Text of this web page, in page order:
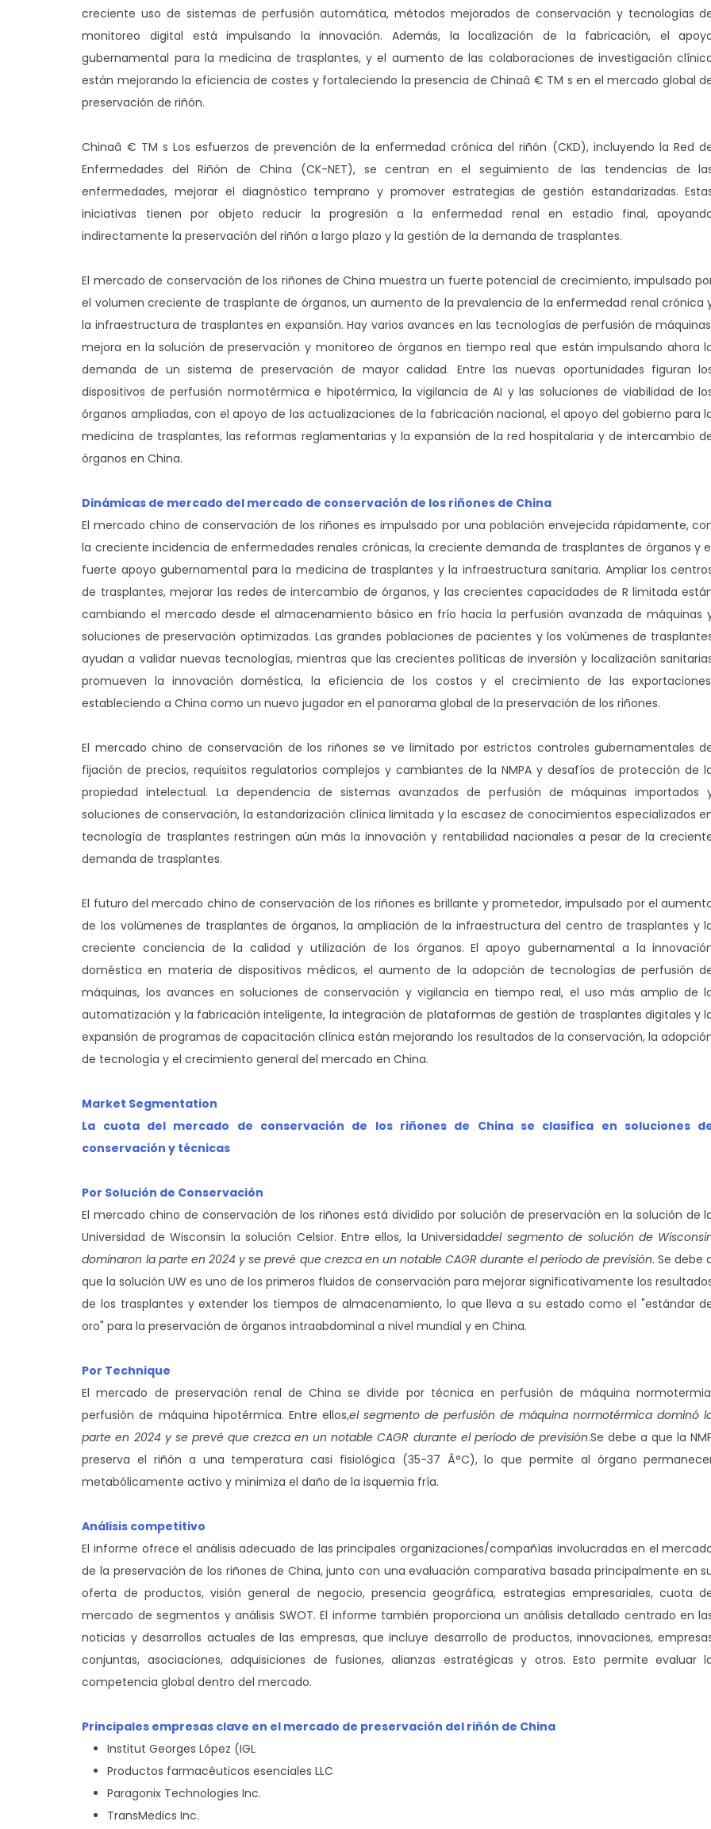
creciente uso de sistemas de perfusión automática, métodos mejorados de conservación y tecnologías
monitoreo digital está impulsando la innovación. Además, la localización de la fabricación, el
gubernamental para la medicina de trasplantes, y el aumento de las colaboraciones de investigación
están mejorando la eficiencia de costes y fortaleciendo la presencia de Chinaâ € TM s en el mercado global
preservación de riñón.
Chinaâ € TM s Los esfuerzos de prevención de la enfermedad crónica del riñón (CKD), incluyendo la Red
Enfermedades del Riñón de China (CK-NET), se centran en el seguimiento de las tendencias de
enfermedades, mejorar el diagnóstico temprano y promover estrategias de gestión estandarizadas.
iniciativas tienen por objeto reducir la progresión a la enfermedad renal en estadio final,
indirectamente la preservación del riñón a largo plazo y la gestión de la demanda de trasplantes.
El mercado de conservación de los riñones de China muestra un fuerte potencial de crecimiento, impulsado
el volumen creciente de trasplante de órganos, un aumento de la prevalencia de la enfermedad renal crónica
la infraestructura de trasplantes en expansión. Hay varios avances en las tecnologías de perfusión de
mejora en la solución de preservación y monitoreo de órganos en tiempo real que están impulsando ahora
demanda de un sistema de preservación de mayor calidad. Entre las nuevas oportunidades figuran
dispositivos de perfusión normotérmica e hipotérmica, la vigilancia de AI y las soluciones de viabilidad de
órganos ampliadas, con el apoyo de las actualizaciones de la fabricación nacional, el apoyo del gobierno para
medicina de trasplantes, las reformas reglamentarias y la expansión de la red hospitalaria y de intercambio
órganos en China.
Dinámicas de mercado del mercado de conservación de los riñones de China
El mercado chino de conservación de los riñones es impulsado por una población envejecida rápidamente,
la creciente incidencia de enfermedades renales crónicas, la creciente demanda de trasplantes de órganos y
fuerte apoyo gubernamental para la medicina de trasplantes y la infraestructura sanitaria. Ampliar los
de trasplantes, mejorar las redes de intercambio de órganos, y las crecientes capacidades de R limitada
cambiando el mercado desde el almacenamiento básico en frío hacia la perfusión avanzada de máquinas
soluciones de preservación optimizadas. Las grandes poblaciones de pacientes y los volúmenes de
ayudan a validar nuevas tecnologías, mientras que las crecientes políticas de inversión y localización
promueven la innovación doméstica, la eficiencia de los costos y el crecimiento de las
estableciendo a China como un nuevo jugador en el panorama global de la preservación de los riñones.
El mercado chino de conservación de los riñones se ve limitado por estrictos controles gubernamentales
fijación de precios, requisitos regulatorios complejos y cambiantes de la NMPA y desafíos de protección de
propiedad intelectual. La dependencia de sistemas avanzados de perfusión de máquinas importados
soluciones de conservación, la estandarización clínica limitada y la escasez de conocimientos especializados
tecnología de trasplantes restringen aún más la innovación y rentabilidad nacionales a pesar de la
demanda de trasplantes.
El futuro del mercado chino de conservación de los riñones es brillante y prometedor, impulsado por el
de los volúmenes de trasplantes de órganos, la ampliación de la infraestructura del centro de trasplantes y
creciente conciencia de la calidad y utilización de los órganos. El apoyo gubernamental a la
doméstica en materia de dispositivos médicos, el aumento de la adopción de tecnologías de perfusión
máquinas, los avances en soluciones de conservación y vigilancia en tiempo real, el uso más amplio de
automatización y la fabricación inteligente, la integración de plataformas de gestión de trasplantes digitales y
expansión de programas de capacitación clínica están mejorando los resultados de la conservación, la
de tecnología y el crecimiento general del mercado en China.
Market Segmentation
La cuota del mercado de conservación de los riñones de China se clasifica en soluciones
conservación y técnicas
Por Solución de Conservación
El mercado chino de conservación de los riñones está dividido por solución de preservación en la solución de
Universidad de Wisconsin la solución Celsior. Entre ellos, la Universidaddel segmento de solución de
dominaron la parte en 2024 y se prevé que crezca en un notable CAGR durante el período de previsión. Se debe
que la solución UW es uno de los primeros fluidos de conservación para mejorar significativamente los
de los trasplantes y extender los tiempos de almacenamiento, lo que lleva a su estado como el "estándar
oro" para la preservación de órganos intraabdominal a nivel mundial y en China.
Por Technique
El mercado de preservación renal de China se divide por técnica en perfusión de máquina
perfusión de máquina hipotérmica. Entre ellos,el segmento de perfusión de máquina normotérmica dominó
parte en 2024 y se prevé que crezca en un notable CAGR durante el período de previsión.Se debe a que la
preserva el riñón a una temperatura casi fisiológica (35-37 Â°C), lo que permite al órgano
metabólicamente activo y minimiza el daño de la isquemia fría.
Análisis competitivo
El informe ofrece el análisis adecuado de las principales organizaciones/compañías involucradas en el
de la preservación de los riñones de China, junto con una evaluación comparativa basada principalmente en
oferta de productos, visión general de negocio, presencia geográfica, estrategias empresariales, cuota
mercado de segmentos y análisis SWOT. El informe también proporciona un análisis detallado centrado en
noticias y desarrollos actuales de las empresas, que incluye desarrollo de productos, innovaciones,
conjuntas, asociaciones, adquisiciones de fusiones, alianzas estratégicas y otros. Esto permite evaluar
competencia global dentro del mercado.
Principales empresas clave en el mercado de preservación del riñón de China
Institut Georges López (IGL
Productos farmacéuticos esenciales LLC
Paragonix Technologies Inc.
TransMedics Inc.